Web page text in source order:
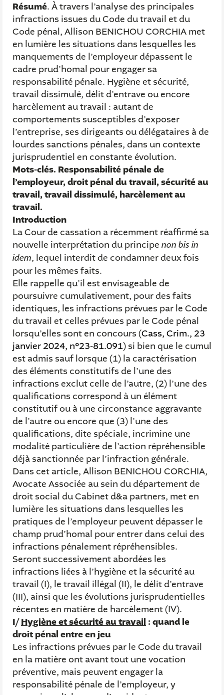
Résumé. À travers l’analyse des principales
infractions issues du Code du travail et du
Code pénal, Allison BENICHOU CORCHIA met
en lumière les situations dans lesquelles les
manquements de l’employeur dépassent le
cadre prud’homal pour engager sa
responsabilité pénale. Hygiène et sécurité,
travail dissimulé, délit d’entrave ou encore
harcèlement au travail : autant de
comportements susceptibles d’exposer
l’entreprise, ses dirigeants ou délégataires à de
lourdes sanctions pénales, dans un contexte
jurisprudentiel en constante évolution.
Mots-clés. Responsabilité pénale de
l’employeur, droit pénal du travail, sécurité au
travail, travail dissimulé, harcèlement au
travail.
Introduction
La Cour de cassation a récemment réaffirmé sa
nouvelle interprétation du principe non bis in
idem, lequel interdit de condamner deux fois
pour les mêmes faits.
Elle rappelle qu’il est envisageable de
poursuivre cumulativement, pour des faits
identiques, les infractions prévues par le Code
du travail et celles prévues par le Code pénal
lorsqu’elles sont en concours (Cass, Crim., 23
janvier 2024, n°23-81.091) si bien que le cumul
est admis sauf lorsque (1) la caractérisation
des éléments constitutifs de l’une des
infractions exclut celle de l’autre, (2) l’une des
qualifications correspond à un élément
constitutif ou à une circonstance aggravante
de l’autre ou encore que (3) l’une des
qualifications, dite spéciale, incrimine une
modalité particulière de l’action répréhensible
déjà sanctionnée par l’infraction générale.
Dans cet article, Allison BENICHOU CORCHIA,
Avocate Associée au sein du département de
droit social du Cabinet d&a partners, met en
lumière les situations dans lesquelles les
pratiques de l’employeur peuvent dépasser le
champ prud’homal pour entrer dans celui des
infractions pénalement répréhensibles.
Seront successivement abordées les
infractions liées à l’hygiène et la sécurité au
travail (I), le travail illégal (II), le délit d’entrave
(III), ainsi que les évolutions jurisprudentielles
récentes en matière de harcèlement (IV).
I/Hygiène et sécurité au travail : quand le
droit pénal entre en jeu
Les infractions prévues par le Code du travail
en la matière ont avant tout une vocation
préventive, mais peuvent engager la
responsabilité pénale de l’employeur, y